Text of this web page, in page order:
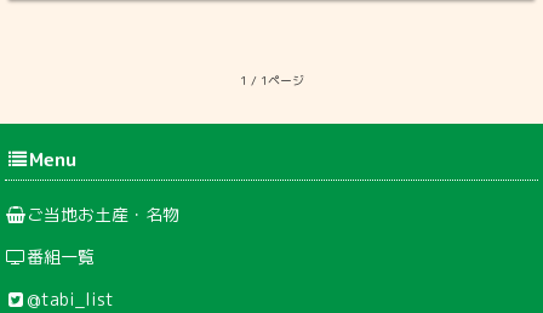
1 / 1ページ
Menu
ご当地お土産・名物
番組一覧
@tabi_list